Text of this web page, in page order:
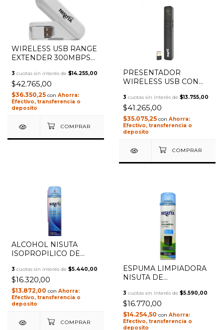
WIRELESS USB RANGE
EXTENDER 300MBPS
REPETIDOR
NSWIREU3F
3 cuotas sin interés de $14.255,00
$42.765,00
$36.350,25 con
Efectivo, transferencia o
deposito
PRESENTADOR
WIRELESS USB CON
VERDE Y BATERIA
RECARGABLE
NSWIPRV
3 cuotas sin interés de $13.755,00
$41.265,00
$35.075,25 con
Efectivo, transferencia o
deposito
ALCOHOL NISUTA
ISOPROPILICO DE
NSALIS
3 cuotas sin interés de $5.440,00
$16.320,00
$13.872,00 con
Efectivo, transferencia o
deposito
ESPUMA LIMPIADORA
NISUTA DE
400G NSESLI
3 cuotas sin interés de $5.590,00
$16.770,00
$14.254,50 con
Efectivo, transferencia o
deposito